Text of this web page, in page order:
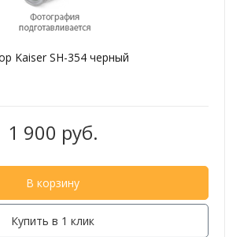
Kaiser SH-354 черный
1 900 руб.
В корзину
Купить в 1 клик